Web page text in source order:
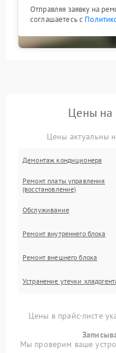
Отправляя заявку на
соглашаетесь с
Цены на
Цены актуальны
Демонтаж кондиционера
Ремонт платы управления
(восстановление)
Обслуживание
Ремонт внутреннего блока
Ремонт внешнего блока
Устранение утечки
Цены в прайс-листе
Мы проверим ваше